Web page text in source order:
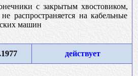
с закрытым хвостовиком,
распространяется на кабельные
машин
действует